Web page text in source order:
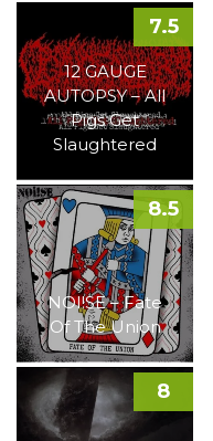
12 GAUGE
AUTOPSY – All
Pigs Get
Slaughtered
7.5
NOI!SE – Fate
Of The Union
8.5
8